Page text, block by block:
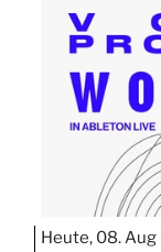
STIPP
Heute, 08. Aug |